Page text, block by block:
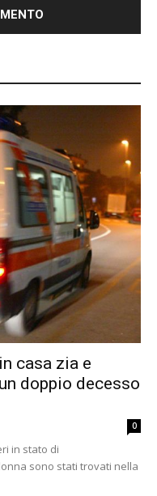
casa zia e
doppio decesso
0
in stato di
sono stati trovati nella